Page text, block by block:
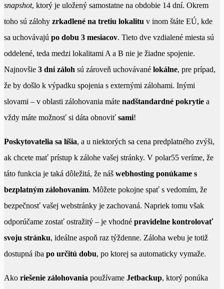
snapshot, ktorý je uložený samostatne na obdobie 14 dní. Okrem
toho sú zálohy zrkadlené na tretiu lokalitu v inom štáte EÚ, kde
sa uchovávajú po dobu 3 mesiacov. Tieto dve vzdialené miesta sú
oddelené, teda medzi lokalitami A a B nie je žiadne spojenie.
Najnovšie 3 dni záloh sú zároveň uchovávané lokálne, pre prípad,
že by došlo k výpadku spojenia s externými zálohami. Inými
slovami – v oblasti zálohovania máte nadštandardné pokrytie a
vždy máte možnosť si dáta obnoviť sami!
Poskytovatelia sa líšia, a u niektorých sa cena predplatného zvýši,
ak chcete mať prístup k zálohe vašej stránky. V polar55 veríme, že
táto funkcia je taká dôležitá, že náš webhosting ponúkame s
bezplatným zálohovaním. Môžete pokojne spať s vedomím, že
bezpečnosť vašej webstránky je zachovaná. Napriek tomu však
odporúčame zostať ostražitý – je vhodné pravidelne kontrolovať
svoju stránku, ideálne aspoň raz týždenne. Záloha webu je totiž
dostupná iba po určitú dobu, po ktorej sa automaticky vymaže.
Ako riešenie zálohovania používame Jetbackup, ktorý ponúka